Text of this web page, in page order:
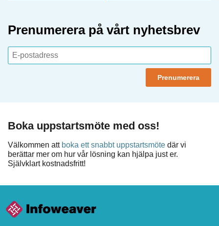
Prenumerera på vårt nyhetsbrev
Boka uppstartsmöte med oss!
Välkommen att boka ett snabbt uppstartsmöte där vi
berättar mer om hur vår lösning kan hjälpa just er.
Självklart kostnadsfritt!